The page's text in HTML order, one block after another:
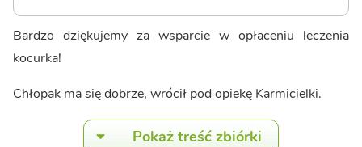
Bardzo dziękujemy za wsparcie w opłaceniu leczenia
kocurka!
Chłopak ma się dobrze, wrócił pod opiekę Karmicielki.
Pokaż treść zbiórki